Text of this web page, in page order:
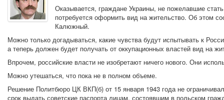
Оказывается, граждане Украины, не пожелавшие
потребуется оформить вид на жительство. Об этом
Калюжный.
Можно только догадываться, какие чувства будут испытывать к
а теперь должен будет получать от оккупационных властей вид на
Впрочем, российские власти не изобретают ничего нового. Они
Можно утешаться, что пока не в полном объеме.
Решение Политбюро ЦК ВКП(б) от 15 января 1943 года не
срок выдать советские паспорта лицам, состоявшим в польском